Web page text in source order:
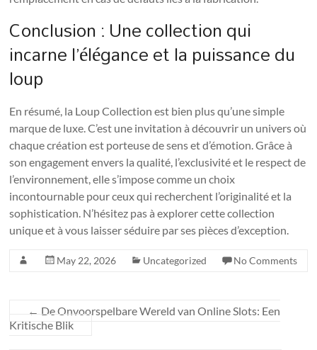
Conclusion : Une collection qui
incarne l’élégance et la puissance du
loup
En résumé, la Loup Collection est bien plus qu’une simple
marque de luxe. C’est une invitation à découvrir un univers où
chaque création est porteuse de sens et d’émotion. Grâce à
son engagement envers la qualité, l’exclusivité et le respect de
l’environnement, elle s’impose comme un choix
incontournable pour ceux qui recherchent l’originalité et la
sophistication. N’hésitez pas à explorer cette collection
unique et à vous laisser séduire par ses pièces d’exception.
May 22, 2026 Uncategorized No Comments
← De Onvoorspelbare Wereld van Online Slots: Een
Kritische Blik